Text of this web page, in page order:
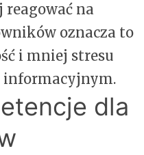
na
oznacza to
i mniej stresu
informacyjnym.
dla